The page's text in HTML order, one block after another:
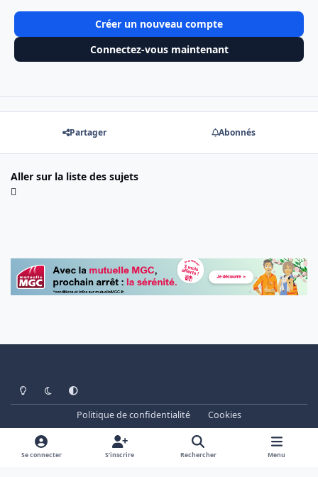
Créer un nouveau compte
Connectez-vous maintenant
Partager Abonnés
Aller sur la liste des sujets
Light ModeDark ModeSystem Preference
Politique de confidentialité
Cookies
www.cheminots.net - Forum Libre depuis 2003
Powered by
Invision Community
Se connecter S’inscrire Rechercher Menu